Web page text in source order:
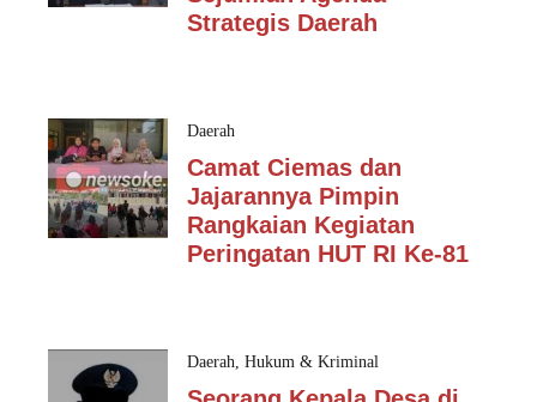
Strategis Daerah
Daerah
Camat Ciemas dan
Jajarannya Pimpin
Rangkaian Kegiatan
Peringatan HUT RI Ke-81
Daerah, Hukum & Kriminal